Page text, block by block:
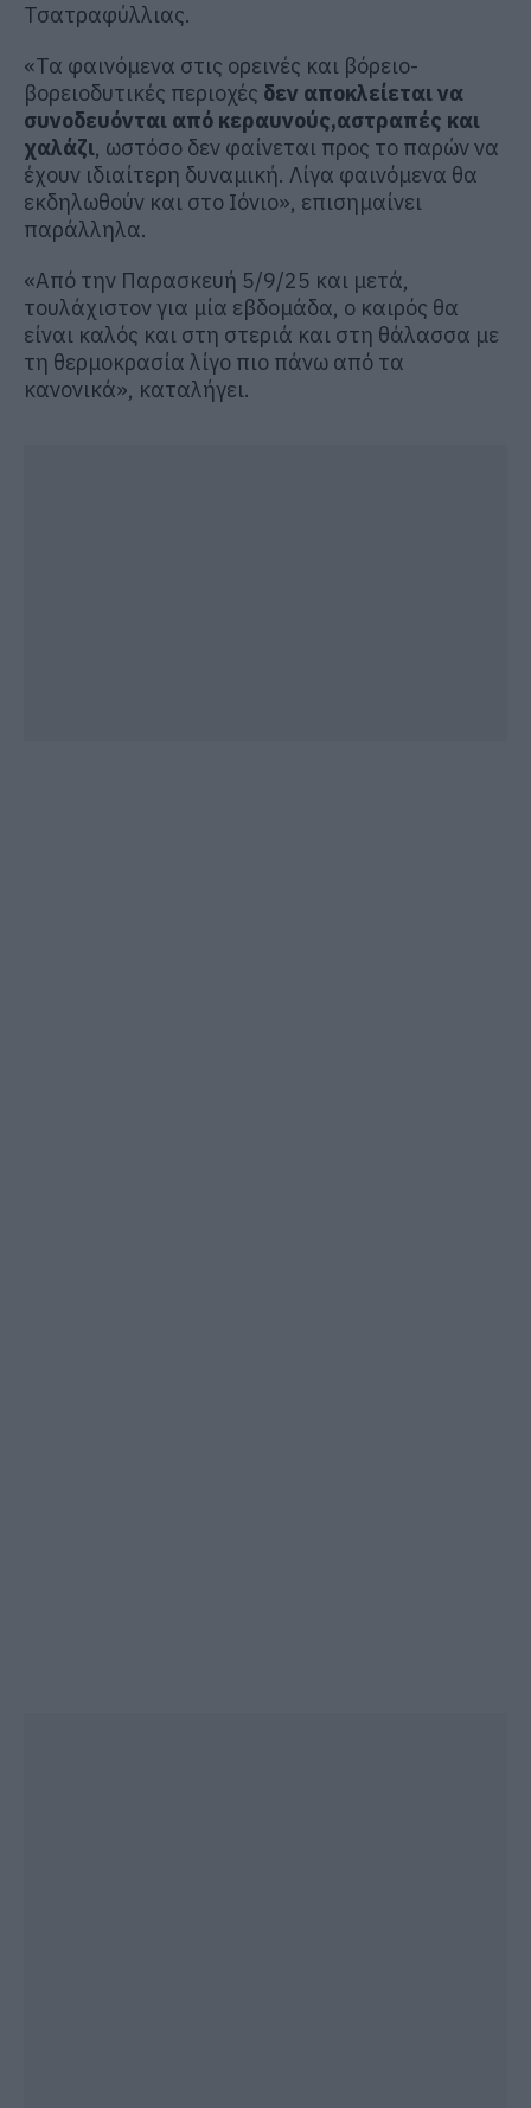
Τσατραφύλλιας.
«Τα φαινόμενα στις ορεινές και βόρειο-
βορειοδυτικές περιοχές δεν αποκλείεται να
συνοδευόνται από κεραυνούς,αστραπές και
χαλάζι, ωστόσο δεν φαίνεται προς το παρών να
έχουν ιδιαίτερη δυναμική. Λίγα φαινόμενα θα
εκδηλωθούν και στο Ιόνιο», επισημαίνει
παράλληλα.
«Από την Παρασκευή 5/9/25 και μετά,
τουλάχιστον για μία εβδομάδα, ο καιρός θα
είναι καλός και στη στεριά και στη θάλασσα με
τη θερμοκρασία λίγο πιο πάνω από τα
κανονικά», καταλήγει.